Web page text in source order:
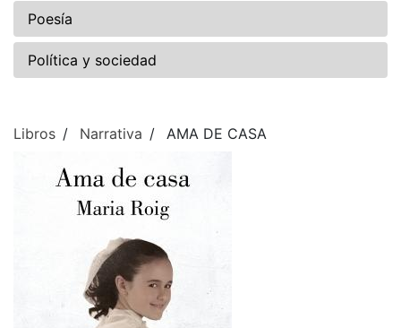
Poesía
Política y sociedad
Libros Narrativa AMA DE CASA